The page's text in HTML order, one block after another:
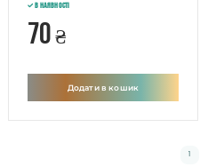
В наявності
70 ₴
Додати в кошик
1